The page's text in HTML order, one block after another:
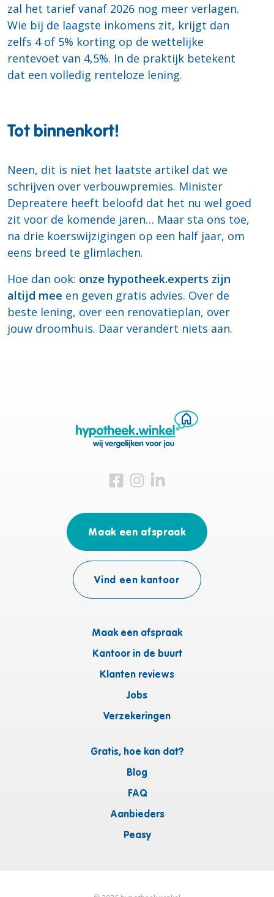
zal het tarief vanaf 2026 nog meer verlagen.
Wie bij de laagste inkomens zit, krijgt dan
zelfs 4 of 5% korting op de wettelijke
rentevoet van 4,5%. In de praktijk betekent
dat een volledig renteloze lening.
Tot binnenkort!
Neen, dit is niet het laatste artikel dat we
schrijven over verbouwpremies. Minister
Depreatere heeft beloofd dat het nu wel goed
zit voor de komende jaren… Maar sta ons toe,
na drie koerswijzigingen op een half jaar, om
eens breed te glimlachen.
Hoe dan ook: onze hypotheek.experts zijn
altijd mee en geven gratis advies. Over de
beste lening, over een renovatieplan, over
jouw droomhuis. Daar verandert niets aan.
Bezoek ons op Facebook
Bezoek ons op Instagram
Bezoek ons op Linkedin
Maak een afspraak
Kantoor in de buurt
Klanten reviews
Jobs
Verzekeringen
Gratis, hoe kan dat?
Blog
FAQ
Aanbieders
Peasy
Maak een afspraak
Vind een kantoor